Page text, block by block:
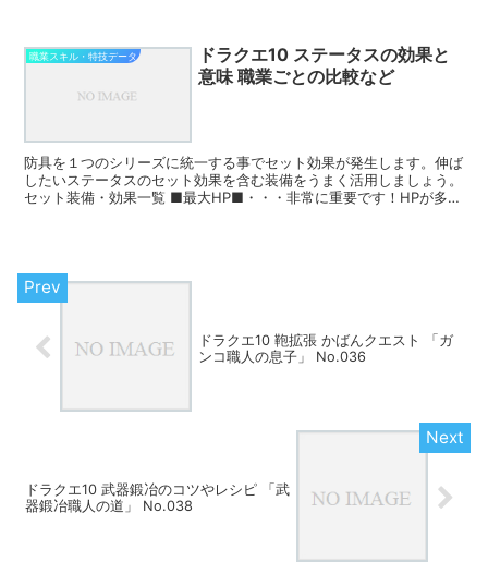
職業スキル・特技データ
ドラクエ10 ステータスの効果と
意味 職業ごとの比較など
防具を１つのシリーズに統一する事でセット効果が発生します。伸ば
したいステータスのセット効果を含む装備をうまく活用しましょう。
セット装備・効果一覧 ■最大HP■・・・非常に重要です！HPが多い
ドラクエ10 鞄拡張 かばんクエスト 「ガ
ンコ職人の息子」 No.036
ドラクエ10 武器鍛冶のコツやレシピ 「武
器鍛冶職人の道」 No.038